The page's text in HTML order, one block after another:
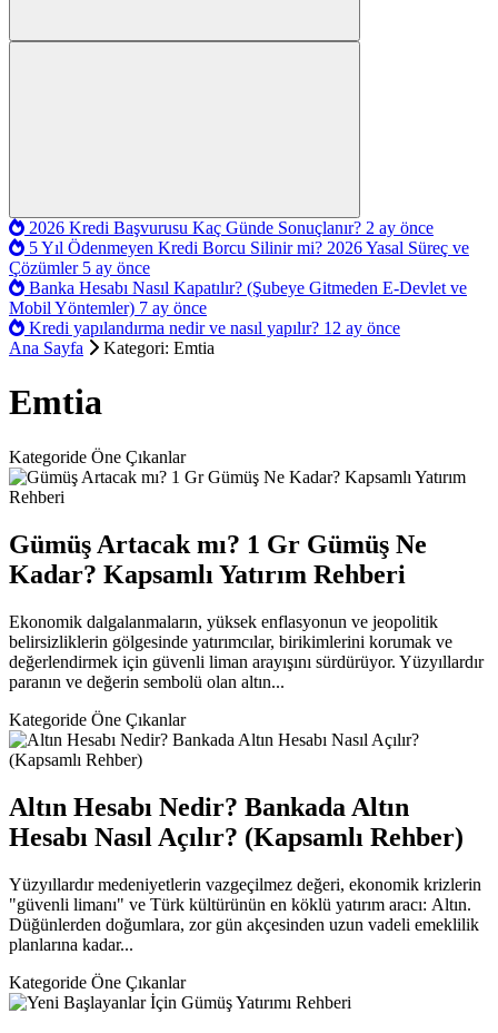
2026 Kredi Başvurusu Kaç Günde Sonuçlanır? 2 ay önce
5 Yıl Ödenmeyen Kredi Borcu Silinir mi? 2026 Yasal Süreç ve
Çözümler 5 ay önce
Banka Hesabı Nasıl Kapatılır? (Şubeye Gitmeden E-Devlet ve
Mobil Yöntemler) 7 ay önce
Kredi yapılandırma nedir ve nasıl yapılır? 12 ay önce
Ana Sayfa
Kategori: Emtia
Emtia
Kategoride Öne Çıkanlar
Gümüş Artacak mı? 1 Gr Gümüş Ne
Kadar? Kapsamlı Yatırım Rehberi
Ekonomik dalgalanmaların, yüksek enflasyonun ve jeopolitik
belirsizliklerin gölgesinde yatırımcılar, birikimlerini korumak ve
değerlendirmek için güvenli liman arayışını sürdürüyor. Yüzyıllardır
paranın ve değerin sembolü olan altın...
Kategoride Öne Çıkanlar
Altın Hesabı Nedir? Bankada Altın
Hesabı Nasıl Açılır? (Kapsamlı Rehber)
Yüzyıllardır medeniyetlerin vazgeçilmez değeri, ekonomik krizlerin
"güvenli limanı" ve Türk kültürünün en köklü yatırım aracı: Altın.
Düğünlerden doğumlara, zor gün akçesinden uzun vadeli emeklilik
planlarına kadar...
Kategoride Öne Çıkanlar